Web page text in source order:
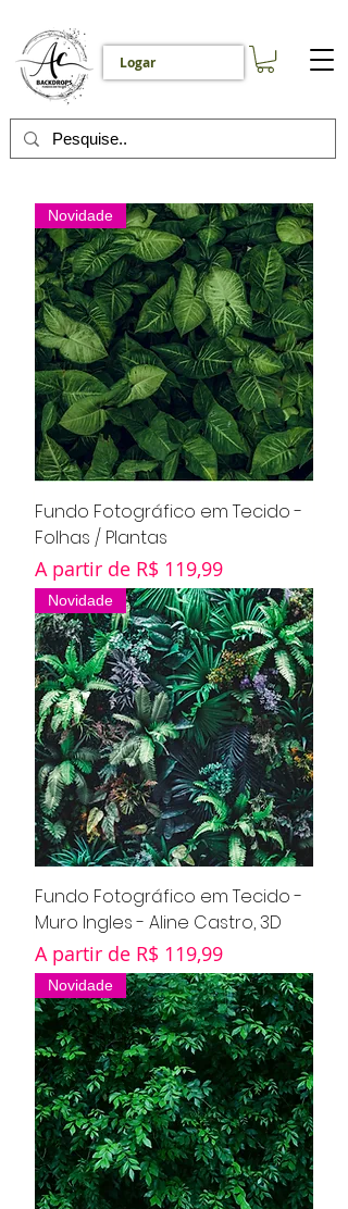
Logar
Novidade
Fundo Fotográfico em Tecido -
Folhas / Plantas
A partir de R$ 119,99
Preço promocional
Novidade
Fundo Fotográfico em Tecido -
Muro Ingles - Aline Castro, 3D
A partir de R$ 119,99
Preço promocional
Novidade